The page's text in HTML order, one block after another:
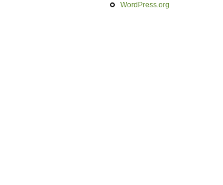
WordPress.org